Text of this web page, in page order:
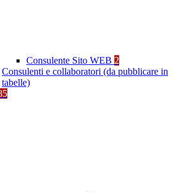
Consulente Sito WEB 2
Consulenti e collaboratori (da pubblicare in
tabelle)